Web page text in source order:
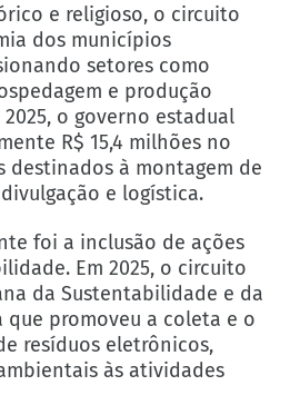
e religioso, o circuito
dos municípios
setores como
e produção
o governo estadual
R$ 15,4 milhões no
destinados à montagem de
e logística.
foi a inclusão de ações
Em 2025, o circuito
da Sustentabilidade e da
promoveu a coleta e o
resíduos eletrônicos,
às atividades